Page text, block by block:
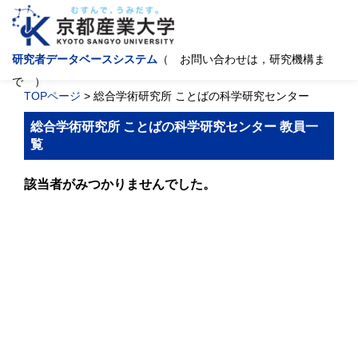
研究者データベースシステム （ お問い合わせは，研究機構ま
で ）
TOPページ > 総合学術研究所 ことばの科学研究センター
総合学術研究所 ことばの科学研究センター 教員一
覧
該当者がみつかりませんでした。